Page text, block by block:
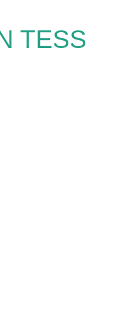
TESS